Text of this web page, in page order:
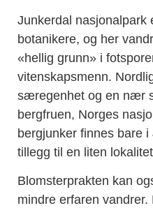
Junkerdal nasjonalpark
botanikere, og her
«hellig grunn» i
vitenskapsmenn.
særegenhet og en nær
bergfruen, Norges
bergjunker finnes bare
tillegg til en liten
Blomsterprakten kan
mindre erfaren